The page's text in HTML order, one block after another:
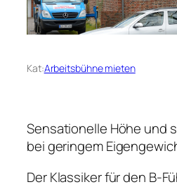
Kat:Arbeitsbühne mieten
Sensationelle Höhe und
bei geringem
Der Klassiker für den B-